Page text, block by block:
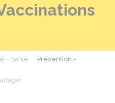
- Santé
Prévention -